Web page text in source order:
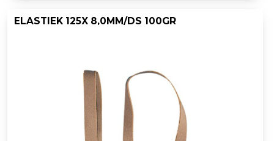
ELASTIEK 125X 8,0MM/DS 100GR